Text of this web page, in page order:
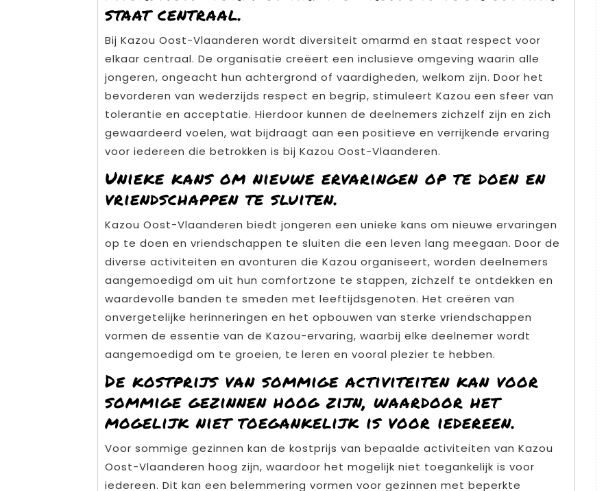
staat centraal.
Bij Kazou Oost-Vlaanderen wordt diversiteit omarmd en staat respect voor
elkaar centraal. De organisatie creëert een inclusieve omgeving waarin alle
jongeren, ongeacht hun achtergrond of vaardigheden, welkom zijn. Door het
bevorderen van wederzijds respect en begrip, stimuleert Kazou een sfeer van
tolerantie en acceptatie. Hierdoor kunnen de deelnemers zichzelf zijn en zich
gewaardeerd voelen, wat bijdraagt aan een positieve en verrijkende ervaring
voor iedereen die betrokken is bij Kazou Oost-Vlaanderen.
Unieke kans om nieuwe ervaringen op te doen en
vriendschappen te sluiten.
Kazou Oost-Vlaanderen biedt jongeren een unieke kans om nieuwe ervaringen
op te doen en vriendschappen te sluiten die een leven lang meegaan. Door de
diverse activiteiten en avonturen die Kazou organiseert, worden deelnemers
aangemoedigd om uit hun comfortzone te stappen, zichzelf te ontdekken en
waardevolle banden te smeden met leeftijdsgenoten. Het creëren van
onvergetelijke herinneringen en het opbouwen van sterke vriendschappen
vormen de essentie van de Kazou-ervaring, waarbij elke deelnemer wordt
aangemoedigd om te groeien, te leren en vooral plezier te hebben.
De kostprijs van sommige activiteiten kan voor
sommige gezinnen hoog zijn, waardoor het
mogelijk niet toegankelijk is voor iedereen.
Voor sommige gezinnen kan de kostprijs van bepaalde activiteiten van Kazou
Oost-Vlaanderen hoog zijn, waardoor het mogelijk niet toegankelijk is voor
iedereen. Dit kan een belemmering vormen voor gezinnen met beperkte